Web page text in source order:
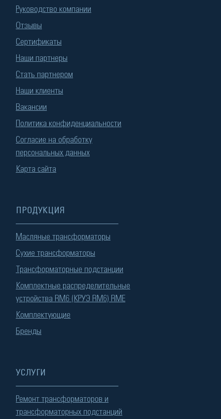
Руководство компании
Отзывы
Сертификаты
Наши партнеры
Стать партнером
Наши клиенты
Вакансии
Политика конфиденциальности
Согласие на обработку
персональных данных
Карта сайта
ПРОДУКЦИЯ
Масляные трансформаторы
Сухие трансформаторы
Трансформаторные подстанции
Комплектные распределительные
устройства RM6 (КРУЭ RM6) RME
Комплектующие
Бренды
УСЛУГИ
Ремонт трансформаторов и
трансформаторных подстанций